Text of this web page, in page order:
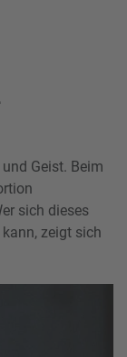
Geist. Beim
sich dieses
zeigt sich